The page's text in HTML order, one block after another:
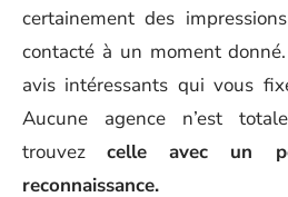
certainement des
contacté à un moment
avis intéressants qui vous
Aucune agence n’est
trouvezcelle avec un
reconnaissance.